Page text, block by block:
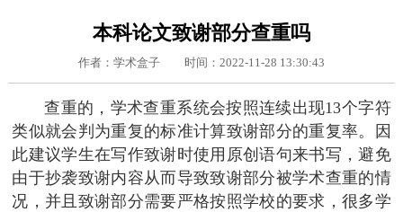
本科论文致谢部分查重吗
作者：学术盒子 时间：2022-11-28 13:30:43
查重的，学术查重系统会按照连续出现13个字符
类似就会判为重复的标准计算致谢部分的重复率。因
此建议学生在写作致谢时使用原创语句来书写，避免
由于抄袭致谢内容从而导致致谢部分被学术查重的情
况，并且致谢部分需要严格按照学校的要求，很多学